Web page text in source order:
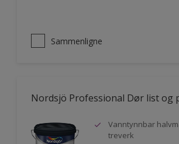
Sammenligne
Nordsjö Professional Dør list og
Vanntynnbar
treverk